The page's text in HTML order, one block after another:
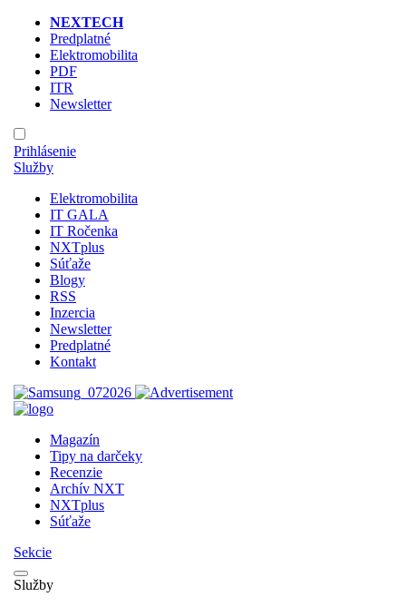
NEXTECH
Predplatné
Elektromobilita
PDF
ITR
Newsletter
Prihlásenie
Služby
Elektromobilita
IT GALA
IT Ročenka
NXTplus
Súťaže
Blogy
RSS
Inzercia
Newsletter
Predplatné
Kontakt
Magazín
Tipy na darčeky
Recenzie
Archív NXT
NXTplus
Súťaže
Sekcie
Služby